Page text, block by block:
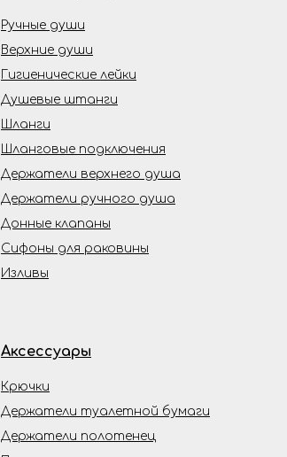
Держатели полотенец
Держатели туалетной бумаги
Крючки
Аксессуары
Ручные души
Верхние души
Гигиенические лейки
Шланги
Шланговые подключения
Держатели верхнего душа
Держатели ручного душа
Донные клапаны
Сифоны для раковины
Изливы
Душевые штанги